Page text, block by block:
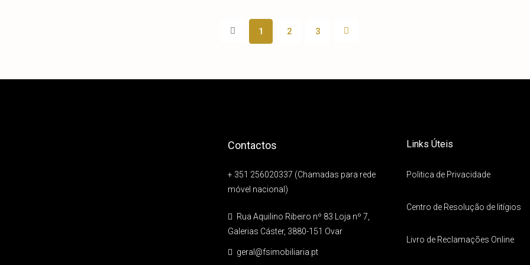
1 2 3
Contactos
+ 351 256020337 (Chamadas para rede
móvel nacional)
Rua Aquilino Ribeiro nº 83 Loja nº 7,
Galerias Cáster, 3880-151 Ovar
geral@fsimobiliaria.pt
Links Úteis
Politica de Privacidade
Centro de Resolução de litígios
Livro de Reclamações Online